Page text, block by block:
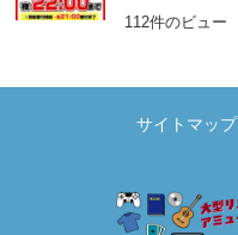
112件のビュー
サイトマップ